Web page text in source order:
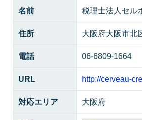
名前 税理士法人セル
住所 大阪府大阪市
電話 06-6809-1664
URL http://cerveau-
対応エリア 大阪府